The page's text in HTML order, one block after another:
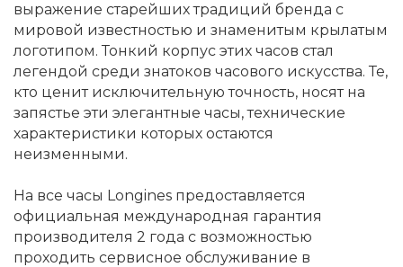
выражение старейших традиций бренда с
мировой известностью и знаменитым крылатым
логотипом. Тонкий корпус этих часов стал
легендой среди знатоков часового искусства. Те,
кто ценит исключительную точность, носят на
запястье эти элегантные часы, технические
характеристики которых остаются
неизменными.
На все часы Longines предоставляется
официальная международная гарантия
производителя 2 года с возможностью
проходить сервисное обслуживание в